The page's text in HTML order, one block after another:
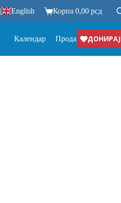
| English Корпа 0,00 рсд
Календар ПродавницаДОНИРАЈ